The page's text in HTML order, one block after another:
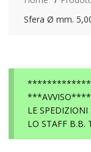
Sfera Ø mm.
LE SPEDIZIONI
LO STAFF B.B.